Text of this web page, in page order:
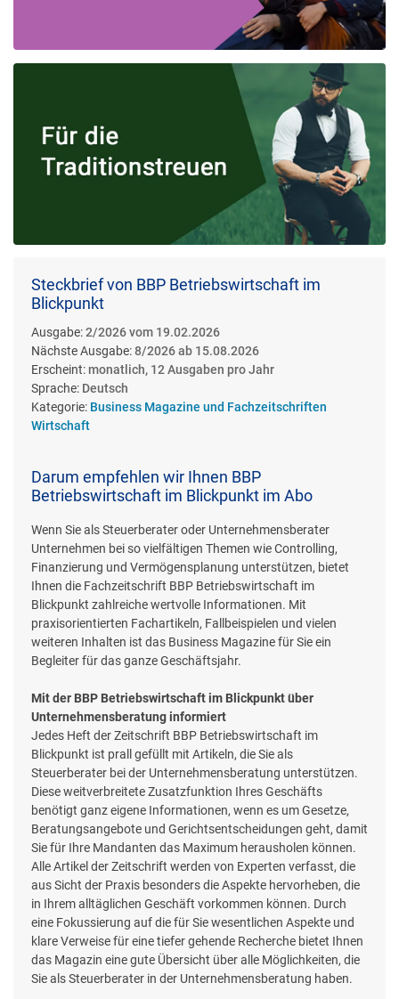
Steckbrief von BBP Betriebswirtschaft im
Blickpunkt
Ausgabe:2/2026 vom 19.02.2026
Nächste Ausgabe:8/2026 ab 15.08.2026
Erscheint: monatlich, 12 Ausgaben pro Jahr
Sprache: Deutsch
Kategorie: Business Magazine und Fachzeitschriften
Wirtschaft
Darum empfehlen wir Ihnen BBP
Betriebswirtschaft im Blickpunkt im Abo
Wenn Sie als Steuerberater oder Unternehmensberater
Unternehmen bei so vielfältigen Themen wie Controlling,
Finanzierung und Vermögensplanung unterstützen, bietet
Ihnen die Fachzeitschrift BBP Betriebswirtschaft im
Blickpunkt zahlreiche wertvolle Informationen. Mit
praxisorientierten Fachartikeln, Fallbeispielen und vielen
weiteren Inhalten ist das Business Magazine für Sie ein
Begleiter für das ganze Geschäftsjahr.
Mit der BBP Betriebswirtschaft im Blickpunkt über
Unternehmensberatung informiert
Jedes Heft der Zeitschrift BBP Betriebswirtschaft im
Blickpunkt ist prall gefüllt mit Artikeln, die Sie als
Steuerberater bei der Unternehmensberatung unterstützen.
Diese weitverbreitete Zusatzfunktion Ihres Geschäfts
benötigt ganz eigene Informationen, wenn es um Gesetze,
Beratungsangebote und Gerichtsentscheidungen geht, damit
Sie für Ihre Mandanten das Maximum herausholen können.
Alle Artikel der Zeitschrift werden von Experten verfasst, die
aus Sicht der Praxis besonders die Aspekte hervorheben, die
in Ihrem alltäglichen Geschäft vorkommen können. Durch
eine Fokussierung auf die für Sie wesentlichen Aspekte und
klare Verweise für eine tiefer gehende Recherche bietet Ihnen
das Magazin eine gute Übersicht über alle Möglichkeiten, die
Sie als Steuerberater in der Unternehmensberatung haben.